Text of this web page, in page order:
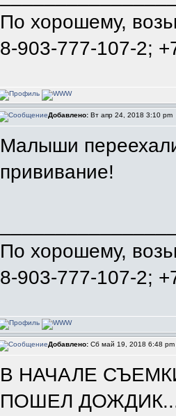
По хорошему,
8-903-777-107-2;
Добавлено: Вт апр 24, 2018 3:10 pm
Малыши
прививание!
По хорошему,
8-903-777-107-2;
Добавлено: Сб май 19, 2018 6:48 pm
В НАЧАЛЕ
ПОШЕЛ